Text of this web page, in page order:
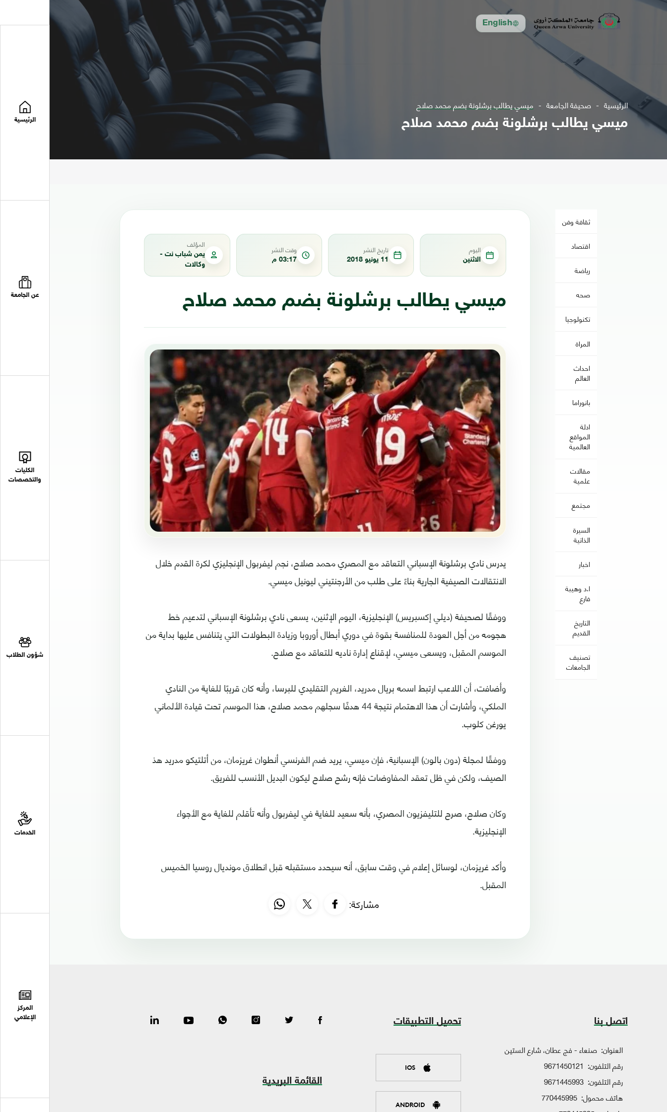
English
الرئيسية
عن الجامعة
الكليات
والتخصصات
شؤون الطلاب
الخدمات
المركز
الإعلامي
الرئيسية صحيفة الجامعة ميسي يطالب برشلونة بضم محمد صلاح
ميسي يطالب برشلونة بضم محمد صلاح
ثقافة وفن
اقتصاد
رياضة
صحه
تكنولوجيا
المراة
احداث
العالم
بانوراما
ادلة
المواقع
العالمية
مقالات
علمية
مجتمع
السيرة
الذاتية
اخبار
ا.د وهيبة
فارع
التاريخ
القديم
تصنيف
الجامعات
اليوم
الاثنين
تاريخ النشر
11 يونيو 2018
وقت النشر
03:17 م
المؤلف
يمن شباب نت -
وكالات
ميسي يطالب برشلونة بضم محمد صلاح
يدرس نادي برشلونة الإسباني التعاقد مع المصري محمد صلاح، نجم ليفربول الإنجليزي لكرة القدم خلال
الانتقالات الصيفية الجارية بناءً على طلب من الأرجنتيني ليونيل ميسي.
ووفقًا لصحيفة (ديلي إكسبريس) الإنجليزية، اليوم الإثنين، يسعى نادي برشلونة الإسباني لتدعيم خط
هجومه من أجل العودة للمنافسة بقوة في دوري أبطال أوروبا وزيادة البطولات التي يتنافس عليها بداية من
الموسم المقبل، ويسعى ميسي، لإقناع إدارة ناديه للتعاقد مع صلاح.
وأضافت، أن اللاعب ارتبط اسمه بريال مدريد، الغريم التقليدي للبرسا، وأنه كان قريبًا للغاية من النادي
الملكي، وأشارت أن هذا الاهتمام نتيجة 44 هدفًا سجلهم محمد صلاح، هذا الموسم تحت قيادة الألماني
يورغن كلوب.
ووفقًا لمجلة (دون بالون) الإسبانية، فإن ميسي، يريد ضم الفرنسي أنطوان غريزمان، من أتلتيكو مدريد هذ
الصيف، ولكن في ظل تعقد المفاوضات فإنه رشح صلاح ليكون البديل الأنسب للفريق.
وكان صلاح، صرح للتليفزيون المصري، بأنه سعيد للغاية في ليفربول وأنه تأقلم للغاية مع الأجواء
الإنجليزية.
وأكد غريزمان، لوسائل إعلام في وقت سابق، أنه سيحدد مستقبله قبل انطلاق مونديال روسيا الخميس
المقبل.
مشاركة:
اتصل بنا
العنوان: صنعاء - فج عطان، شارع الستين
رقم التلفون: 9671450121
رقم التلفون: 9671445993
هاتف محمول: 770445995
تحميل التطبيقات
IOS
ANDROID
القائمة البريدية